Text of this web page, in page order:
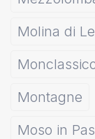
Molina di
Montagne
Moso in